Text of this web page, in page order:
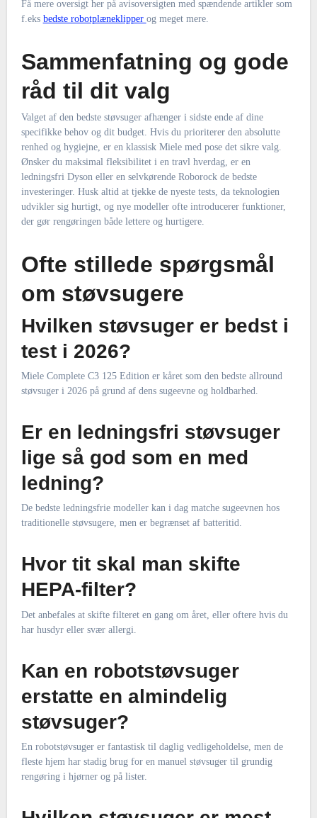
Få mere oversigt her på avisoversigten med spændende artikler som
f.eks bedste robotplæneklipper og meget mere.
Sammenfatning og gode
råd til dit valg
Valget af den bedste støvsuger afhænger i sidste ende af dine
specifikke behov og dit budget. Hvis du prioriterer den absolutte
renhed og hygiejne, er en klassisk Miele med pose det sikre valg.
Ønsker du maksimal fleksibilitet i en travl hverdag, er en
ledningsfri Dyson eller en selvkørende Roborock de bedste
investeringer. Husk altid at tjekke de nyeste tests, da teknologien
udvikler sig hurtigt, og nye modeller ofte introducerer funktioner,
der gør rengøringen både lettere og hurtigere.
Ofte stillede spørgsmål
om støvsugere
Hvilken støvsuger er bedst i
test i 2026?
Miele Complete C3 125 Edition er kåret som den bedste allround
støvsuger i 2026 på grund af dens sugeevne og holdbarhed.
Er en ledningsfri støvsuger
lige så god som en med
ledning?
De bedste ledningsfrie modeller kan i dag matche sugeevnen hos
traditionelle støvsugere, men er begrænset af batteritid.
Hvor tit skal man skifte
HEPA-filter?
Det anbefales at skifte filteret en gang om året, eller oftere hvis du
har husdyr eller svær allergi.
Kan en robotstøvsuger
erstatte en almindelig
støvsuger?
En robotstøvsuger er fantastisk til daglig vedligeholdelse, men de
fleste hjem har stadig brug for en manuel støvsuger til grundig
rengøring i hjørner og på lister.